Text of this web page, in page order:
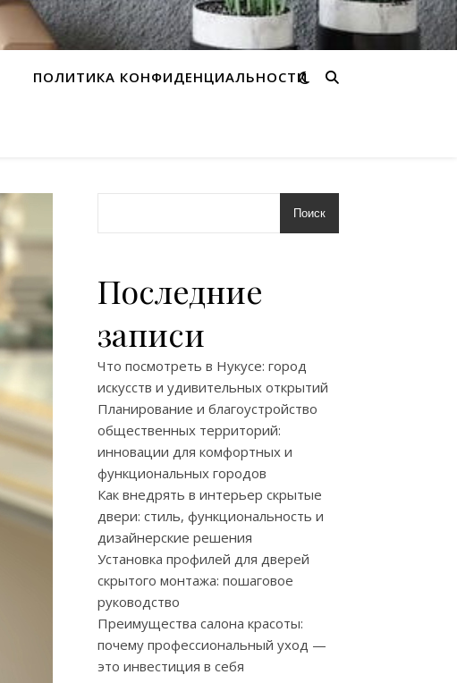
ПОЛИТИКА КОНФИДЕНЦИАЛЬНОСТИ
Поиск
Последние
записи
Что посмотреть в Нукусе: город
искусств и удивительных открытий
Планирование и благоустройство
общественных территорий:
инновации для комфортных и
функциональных городов
Как внедрять в интерьер скрытые
двери: стиль, функциональность и
дизайнерские решения
Установка профилей для дверей
скрытого монтажа: пошаговое
руководство
Преимущества салона красоты:
почему профессиональный уход —
это инвестиция в себя